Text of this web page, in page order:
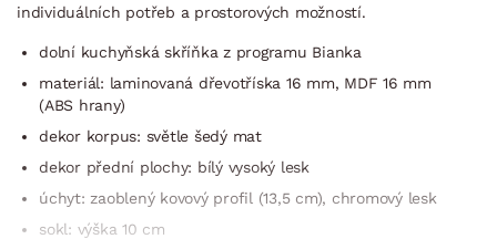
individuálních potřeb a prostorových možností.
dolní kuchyňská skříňka z programu Bianka
materiál: laminovaná dřevotříska 16 mm, MDF 16 mm
(ABS hrany)
dekor korpus: světle šedý mat
dekor přední plochy: bílý vysoký lesk
úchyt: zaoblený kovový profil (13,5 cm), chromový lesk
sokl: výška 10 cm